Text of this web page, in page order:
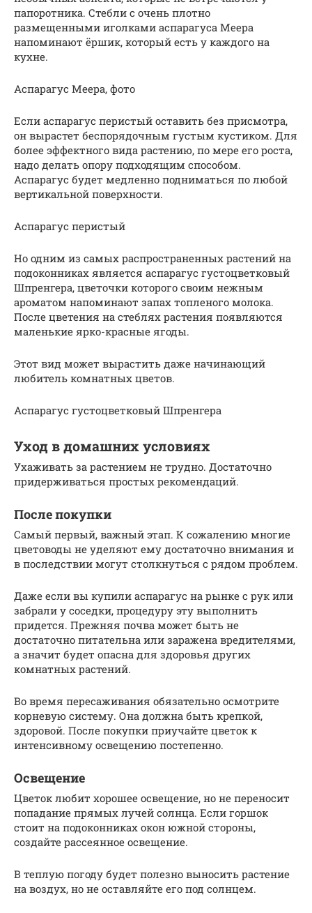
папоротника. Стебли с очень плотно
размещенными иголками аспарагуса Меера
напоминают ёршик, который есть у каждого на
кухне.
Аспарагус Меера, фото
Если аспарагус перистый оставить без присмотра,
он вырастет беспорядочным густым кустиком. Для
более эффектного вида растению, по мере его роста,
надо делать опору подходящим способом.
Аспарагус будет медленно подниматься по любой
вертикальной поверхности.
Аспарагус перистый
Но одним из самых распространенных растений на
подоконниках является аспарагус густоцветковый
Шпренгера, цветочки которого своим нежным
ароматом напоминают запах топленого молока.
После цветения на стеблях растения появляются
маленькие ярко-красные ягоды.
Этот вид может вырастить даже начинающий
любитель комнатных цветов.
Аспарагус густоцветковый Шпренгера
Уход в домашних условиях
Ухаживать за растением не трудно. Достаточно
придерживаться простых рекомендаций.
После покупки
Самый первый, важный этап. К сожалению многие
цветоводы не уделяют ему достаточно внимания и
в последствии могут столкнуться с рядом проблем.
Даже если вы купили аспарагус на рынке с рук или
забрали у соседки, процедуру эту выполнить
придется. Прежняя почва может быть не
достаточно питательна или заражена вредителями,
а значит будет опасна для здоровья других
комнатных растений.
Во время пересаживания обязательно осмотрите
корневую систему. Она должна быть крепкой,
здоровой. После покупки приучайте цветок к
интенсивному освещению постепенно.
Освещение
Цветок любит хорошее освещение, но не переносит
попадание прямых лучей солнца. Если горшок
стоит на подоконниках окон южной стороны,
создайте рассеянное освещение.
В теплую погоду будет полезно выносить растение
на воздух, но не оставляйте его под солнцем.